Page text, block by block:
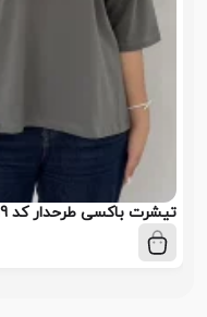
تیشرت باکسی طرحدار کد 119